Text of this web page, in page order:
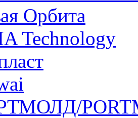
Орбита
Technology